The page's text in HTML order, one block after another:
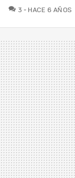
3 COMENTARIOS
HACE 6 AÑOS